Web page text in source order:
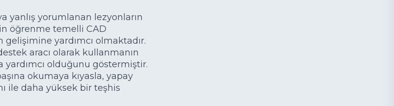
yanlış yorumlanan lezyonların
öğrenme temelli CAD
yardımcı olmaktadır.
aracı olarak kullanmanın
yardımcı olduğunu göstermiştir.
okumaya kıyasla, yapay
ile daha yüksek bir teşhis